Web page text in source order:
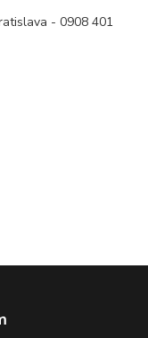
- 0908 401